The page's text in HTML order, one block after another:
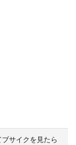
ブサイクを見たら